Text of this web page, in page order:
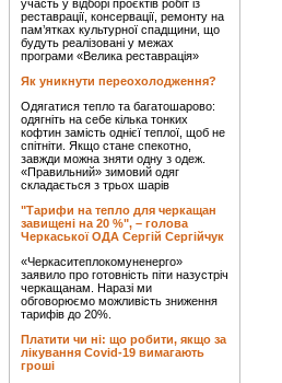
участь у відборі проєктів робіт із
реставрації, консервації, ремонту на
пам’ятках культурної спадщини, що
будуть реалізовані у межах
програми «Велика реставрація»
Як уникнути переохолодження?
Одягатися тепло та багатошарово:
одягніть на себе кілька тонких
кофтин замість однієї теплої, щоб не
спітніти. Якщо стане спекотно,
завжди можна зняти одну з одеж.
«Правильний» зимовий одяг
складається з трьох шарів
"Тарифи на тепло для черкащан
завищені на 20 %", – голова
Черкаської ОДА Сергій Сергійчук
«Черкаситеплокомуненерго»
заявило про готовність піти назустріч
черкащанам. Наразі ми
обговорюємо можливість зниження
тарифів до 20%.
Платити чи ні: що робити, якщо за
лікування Covid-19 вимагають
гроші